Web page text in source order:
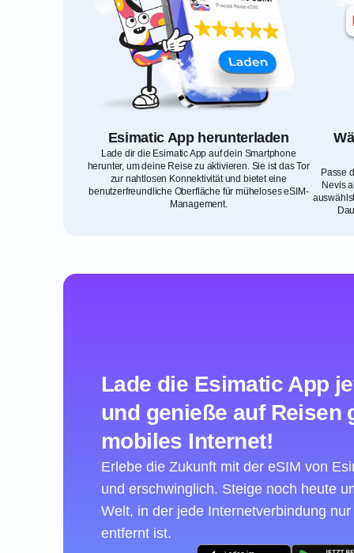
Esimatic App herunterladen
Lade dir die Esimatic App auf dein Smartphone
herunter, um deine Reise zu aktivieren. Sie ist das Tor
zur nahtlosen Konnektivität und bietet eine
benutzerfreundliche Oberfläche für müheloses eSIM-
Management.
Passe
Nevis
Lade die Esimatic App
und genieße auf Reisen
mobiles Internet!
Erlebe die Zukunft mit der eSIM von
und erschwinglich. Steige noch heute
Welt, in der jede Internetverbindung
entfernt ist.